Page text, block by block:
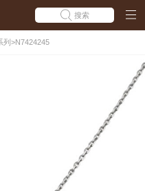
搜索
列 >N7424245